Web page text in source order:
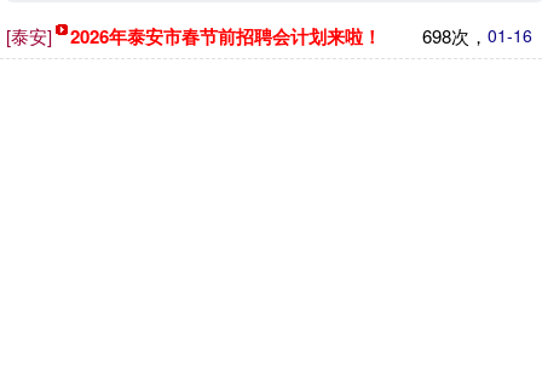
01-16
698次，
[泰安] 2026年泰安市春节前招聘会计划来啦！